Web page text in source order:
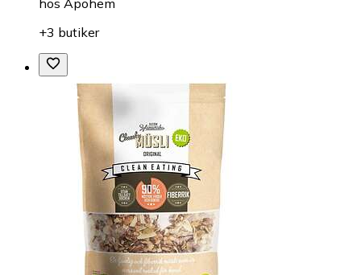
hos Apohem
+3 butiker